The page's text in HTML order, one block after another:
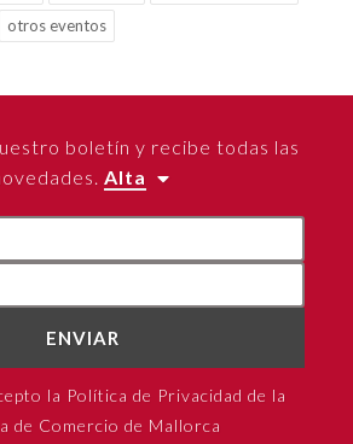
otros eventos
boletín y recibe todas las
Alta
ENVIAR
la Política de Privacidad de la
de Comercio de Mallorca